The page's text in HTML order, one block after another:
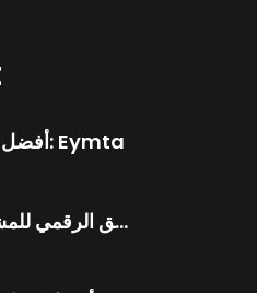
أفضل شركة تسويق في سوريا: Eymta
التسويق الرقمي للمشاريع الصغيرة في سوريا: